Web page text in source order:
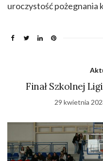
uroczystość pożegnania
Finał Szkolnej
29 kwietnia